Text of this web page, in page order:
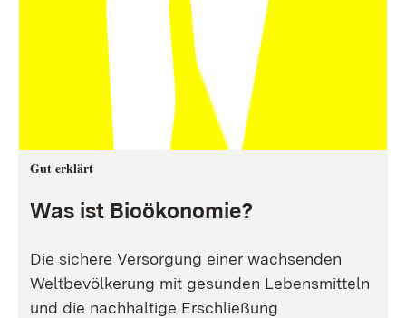
Gut erklärt
Was ist Bioökonomie?
Die sichere Versorgung einer wachsenden
Weltbevölkerung mit gesunden Lebensmitteln
und die nachhaltige Erschließung